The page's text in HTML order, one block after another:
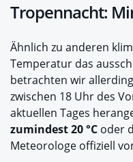
Tropennacht:
Ähnlich zu anderen
Temperatur das
betrachten wir
zwischen 18 Uhr des
aktuellen Tages
zumindest 20 °C oder
Meteorologe offiziell